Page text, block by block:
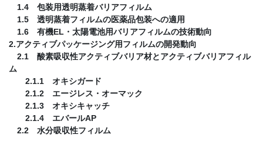
1.4 包装用透明蒸着バリアフィルム
1.5 透明蒸着フィルムの医薬品包装への適用
1.6 有機EL・太陽電池用バリアフィルムの技術動向
2.アクティブパッケージング用フィルムの開発動向
2.1 酸素吸収性アクティブバリア材とアクティブバリアフィル
ム
2.1.1 オキシガード
2.1.2 エージレス・オーマック
2.1.3 オキシキャッチ
2.1.4 エバールAP
2.2 水分吸収性フィルム